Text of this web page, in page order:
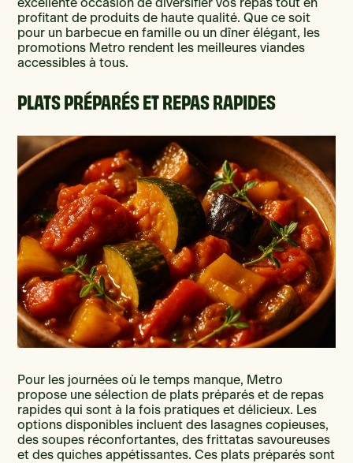
excellente occasion de diversifier vos repas tout en
profitant de produits de haute qualité. Que ce soit
pour un barbecue en famille ou un dîner élégant, les
promotions Metro rendent les meilleures viandes
accessibles à tous.
PLATS PRÉPARÉS ET REPAS RAPIDES
Pour les journées où le temps manque, Metro
propose une sélection de plats préparés et de repas
rapides qui sont à la fois pratiques et délicieux. Les
options disponibles incluent des lasagnes copieuses,
des soupes réconfortantes, des frittatas savoureuses
et des quiches appétissantes. Ces plats préparés sont